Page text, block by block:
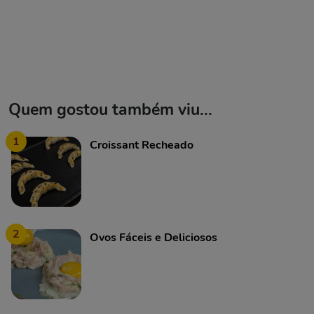
Quem gostou também viu...
1 Croissant Recheado
2 Ovos Fáceis e Deliciosos